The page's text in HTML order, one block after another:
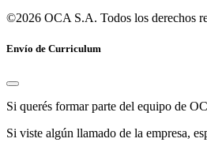
©2026 OCA S.A. Todos los derechos
Envío de Curriculum
Si querés formar parte del equipo de
Si viste algún llamado de la empresa,